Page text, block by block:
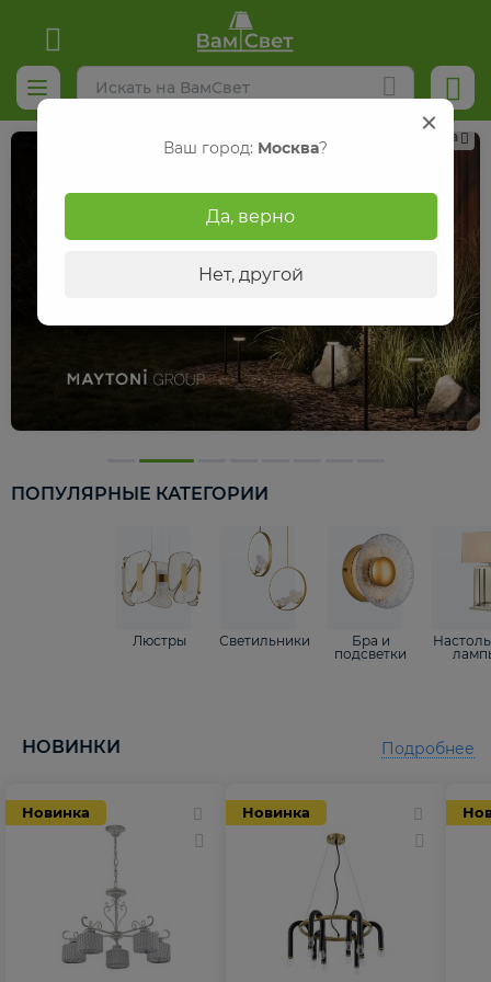
Реклама
ПОПУЛЯРНЫЕ КАТЕГОРИИ
Люстры Светильники
Бра и
подсветки
НОВИНКИ
Новинка Новинка
Подробнее
Ваш город: Москва?
Да, верно
Нет, другой